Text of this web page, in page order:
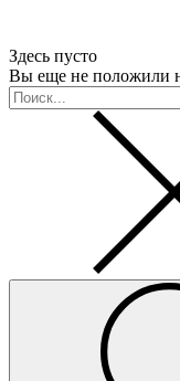
Здесь пусто
Вы еще не положили